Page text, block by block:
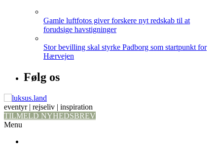
Gamle luftfotos giver forskere nyt redskab til at
forudsige havstigninger
Stor bevilling skal styrke Padborg som startpunkt for
Hærvejen
Følg os
eventyr | rejseliv | inspiration
TILMELD NYHEDSBREV
Menu